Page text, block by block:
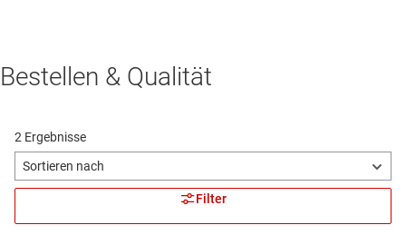
Bestellen & Qualität